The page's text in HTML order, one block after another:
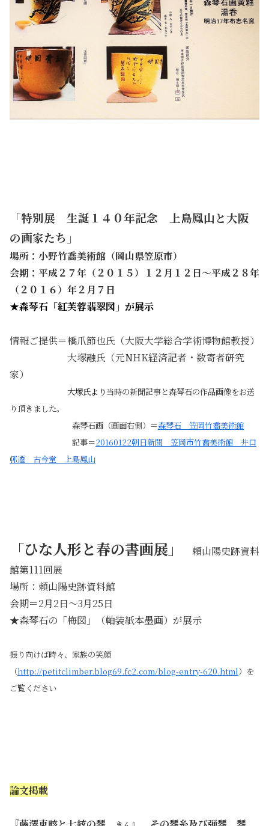
「特別展 生誕１４０年記念 上島鳳山と大阪
の画家たち」
場所：小野竹喬美術館（岡山県笠原市）
会期：平成２７年（２０１５）１２月１２日～平成２８年
（２０１６）年２月７日
★森琴石「紅芙蓉翡翠図」が展示
情報ご提供＝橋爪節也氏（大阪大学総合学術博物館教授）
大塚融氏（元NHK経済記者・数寄者研究
家）
大塚氏より 当時の新聞記事と森琴石の作品画像をお送
り頂きました。
森琴石画（画面右側）＝森琴石 笠岡竹喬美術館
記事＝20160122朝日新聞 笠岡市竹喬美術館 井口
邨遷 古今堂 上島鳳山
「ひな人形と春の書画展」
頼山陽史跡資料
館第111回展
場所：頼山陽史跡資料館
会期＝2月2日～3月25日
★森琴石の「梅図」（軸装紙本墨画）が展示
振り向けば時々、家族の笑顔
（http://petitclimber.blog69.fc2.com/blog-entry-620.html）を
ご覧ください
論文掲載